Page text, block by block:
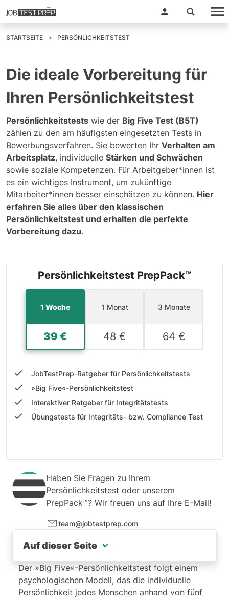
STARTSEITE PERSÖNLICHKEITSTEST
Die ideale Vorbereitung für
Ihren Persönlichkeitstest
Persönlichkeitstests wie der Big Five Test (B5T)
zählen zu den am häufigsten eingesetzten Tests in
Bewerbungsverfahren. Sie bewerten Ihr Verhalten am
Arbeitsplatz, individuelle Stärken und Schwächen
sowie soziale Kompetenzen. Für Arbeitgeber*innen ist
es ein wichtiges Instrument, um zukünftige
Mitarbeiter*innen besser einschätzen zu können. Hier
erfahren Sie alles über den klassischen
Persönlichkeitstest und erhalten die perfekte
Vorbereitung dazu.
Persönlichkeitstest PrepPack™
1 Woche
39 €
1 Monat
48 €
3 Monate
64 €
JobTestPrep-Ratgeber für Persönlichkeitstests
»Big Five«-Persönlichkeitstest
Interaktiver Ratgeber für Integritätstests
Übungstests für Integritäts- bzw. Compliance Test
Haben Sie Fragen zu Ihrem
Persönlichkeitstest oder unserem
PrepPack™? Wir freuen uns auf Ihre E-Mail!
team@jobtestprep.com
Auf dieser Seite
Warum soll ich mich vorbereiten?
Wie ist der Big Five Test aufgebaut?
Der »Big Five«-Persönlichkeitstest folgt einem
psychologischen Modell, das die individuelle
Persönlichkeit jedes Menschen anhand von fünf